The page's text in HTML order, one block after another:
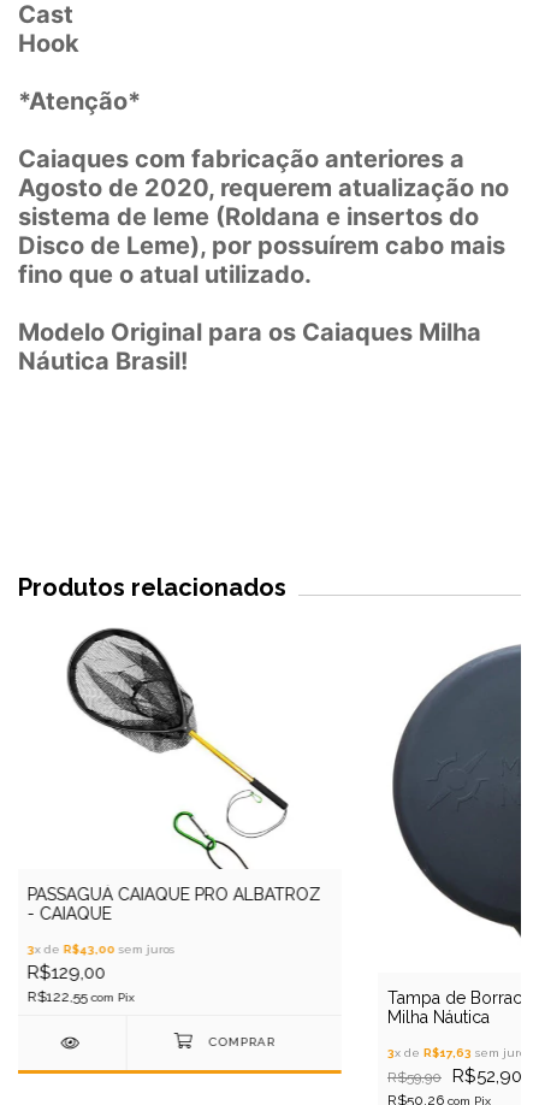
Cast
Hook
*Atenção*
Caiaques com fabricação anteriores a
Agosto de 2020, requerem atualização no
sistema de leme (Roldana e insertos do
Disco de Leme), por possuírem cabo mais
fino que o atual utilizado.
Modelo Original para os Caiaques Milha
Náutica Brasil!
Produtos relacionados
PASSAGUÁ CAIAQUE PRO ALBATROZ
- CAIAQUE
3x de R$43,00 sem juros
R$129,00
R$122,55com Pix
Tampa de
Milha Náutica
3x de R$17,63 sem juros
R$59,90 R$52,90
R$50,26 com Pix